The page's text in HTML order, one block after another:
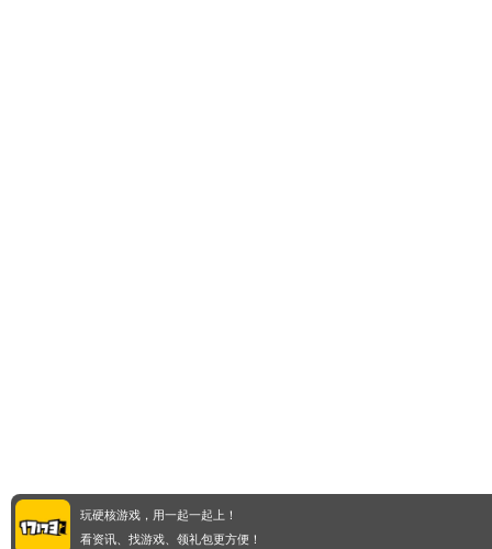
玩硬核游戏，用一起一起上！
看资讯、找游戏、领礼包更方便！